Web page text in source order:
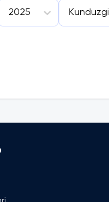
2025 Kunduzgi